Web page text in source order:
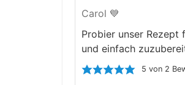
Carol 💙
Probier unser Rezept
und einfach
5 von 2